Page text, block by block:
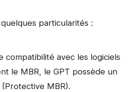
particularités :
compatibilité avec les logiciels
le MBR, le GPT possède un
(Protective MBR).